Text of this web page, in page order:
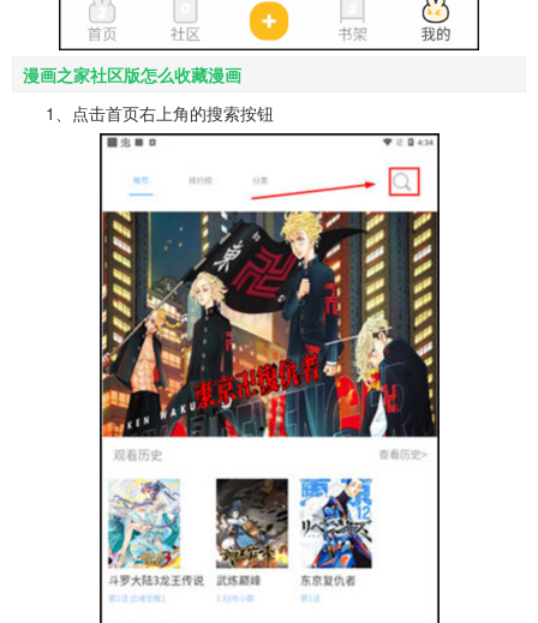
漫画之家社区版怎么收藏漫画
1、点击首页右上角的搜索按钮